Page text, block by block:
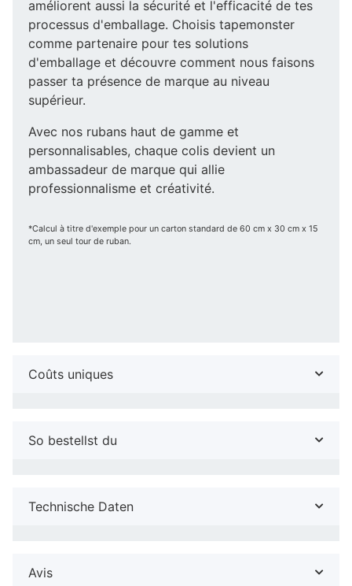
améliorent aussi la sécurité et l'efficacité de tes
processus d'emballage. Choisis tapemonster
comme partenaire pour tes solutions
d'emballage et découvre comment nous faisons
passer ta présence de marque au niveau
supérieur.
Avec nos rubans haut de gamme et
personnalisables, chaque colis devient un
ambassadeur de marque qui allie
professionnalisme et créativité.
*Calcul à titre d'exemple pour un carton standard de 60 cm x 30 cm x 15
cm, un seul tour de ruban.
Coûts uniques
So bestellst du
Technische Daten
Avis